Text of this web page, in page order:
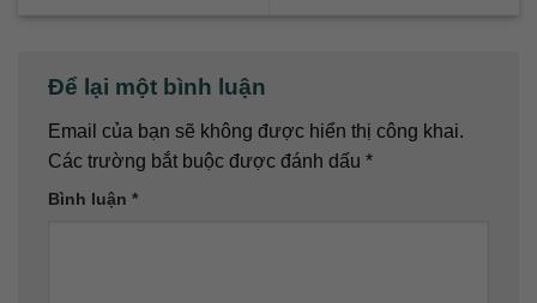
Để lại một bình luận
Email của bạn sẽ không được hiển thị công khai.
Các trường bắt buộc được đánh dấu *
Bình luận *